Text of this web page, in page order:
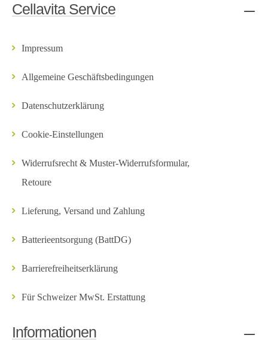
Cellavita Service
Impressum
Allgemeine Geschäftsbedingungen
Datenschutzerklärung
Cookie-Einstellungen
Widerrufsrecht & Muster-Widerrufsformular,
Retoure
Lieferung, Versand und Zahlung
Batterieentsorgung (BattDG)
Barrierefreiheitserklärung
Für Schweizer MwSt. Erstattung
Informationen